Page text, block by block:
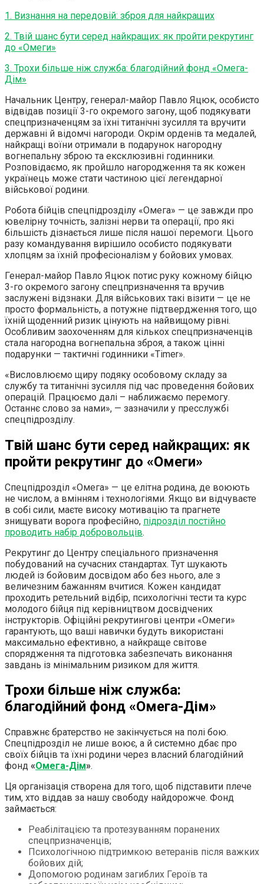
1. Визнання на передовій: зброя для найкращих
2. Твій шанс бути серед найкращих: як пройти рекрутинг
до «Омеги»
3. Трохи більше ніж служба: благодійний фонд «Омега-
Дім»
Начальник Центру, генерал-майор Павло Яцюк, особисто
відвідав позиції 3-го окремого загону, щоб подякувати
спецпризначенцям за їхні титанічні зусилля та вручити
державні й відомчі нагороди. Окрім орденів та медалей,
найкращі воїни отримали в подарунок нагородну
вогнепальну зброю та ексклюзивні годинники.
Розповідаємо, як пройшло нагородження та як кожен
українець може стати частиною цієї легендарної
військової родини.
Робота бійців спецпідрозділу «Омега» — це завжди про
ювелірну точність, залізні нерви та операції, про які
більшість дізнається лише після нашої перемоги. Цього
разу командування вирішило особисто подякувати
хлопцям за їхній професіоналізм у бойових умовах.
Генерал-майор Павло Яцюк потис руку кожному бійцю
3-го окремого загону спецпризначення та вручив
заслужені відзнаки. Для військових такі візити — це не
просто формальність, а потужне підтвердження того, що
їхній щоденний ризик цінують на найвищому рівні.
Особливим заохоченням для кількох спецпризначенців
стала нагородна вогнепальна зброя, а також цінні
подарунки — тактичні годинники «Timer».
«Висловлюємо щиру подяку особовому складу за
службу та титанічні зусилля під час проведення бойових
операцій. Працюємо далі – наближаємо перемогу.
Останнє слово за нами», — зазначили у пресслужбі
спецпідрозділу.
Твій шанс бути серед найкращих: як
пройти рекрутинг до «Омеги»
Спецпідрозділ «Омега» — це елітна родина, де воюють
не числом, а вмінням і технологіями. Якщо ви відчуваєте
в собі сили, маєте високу мотивацію та прагнете
знищувати ворога професійно, підрозділ постійно
проводить набір добровольців.
Рекрутинг до Центру спеціального призначення
побудований на сучасних стандартах. Тут шукають
людей із бойовим досвідом або без нього, але з
величезним бажанням вчитися. Кожен кандидат
проходить ретельний відбір, психологічні тести та курс
молодого бійця під керівництвом досвідчених
інструкторів. Офіційні рекрутингові центри «Омеги»
гарантують, що ваші навички будуть використані
максимально ефективно, а найкраще світове
спорядження та підготовка забезпечать виконання
завдань із мінімальним ризиком для життя.
Трохи більше ніж служба:
благодійний фонд «Омега-Дім»
Справжнє братерство не закінчується на полі бою.
Спецпідрозділ не лише воює, а й системно дбає про
своїх бійців та їхні родини через власний благодійний
фонд «Омега-Дім».
Ця організація створена для того, щоб підставити плече
тим, хто віддав за нашу свободу найдорожче. Фонд
займається:
Реабілітацією та протезуванням поранених
спецпризначенців;
Психологічною підтримкою ветеранів після важких
бойових дій;
Допомогою родинам загиблих Героїв та